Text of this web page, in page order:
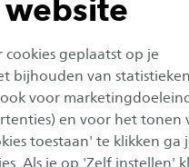
geplaatst op je
bijhouden van
voor
en voor het tonen
toestaan' te klikken ga
Als je op 'Zelf instellen'
wij modellen,
de laatste inzichten,
met de buitenwereld.